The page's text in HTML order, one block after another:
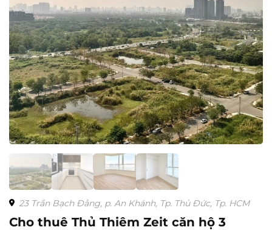
23 Trần Bạch Đằng, p. An Khánh, Tp. Thủ Đức, Tp. HCM
Cho thuê Thủ Thiêm Zeit căn hộ 3